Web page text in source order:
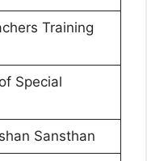
Training
Special
Sansthan